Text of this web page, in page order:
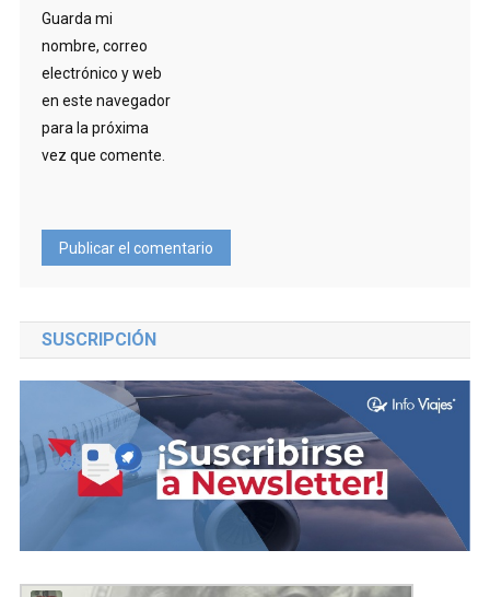
Guarda mi
nombre, correo
electrónico y web
en este navegador
para la próxima
vez que comente.
SUSCRIPCIÓN